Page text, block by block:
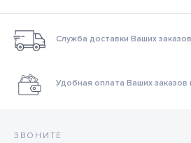
Служба доставки Ваших
Удобная оплата Ваших заказов
ЗВОНИТЕ